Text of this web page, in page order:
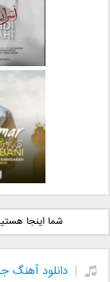
دانلود
بانیشما اینجا
دانلود آهنگ